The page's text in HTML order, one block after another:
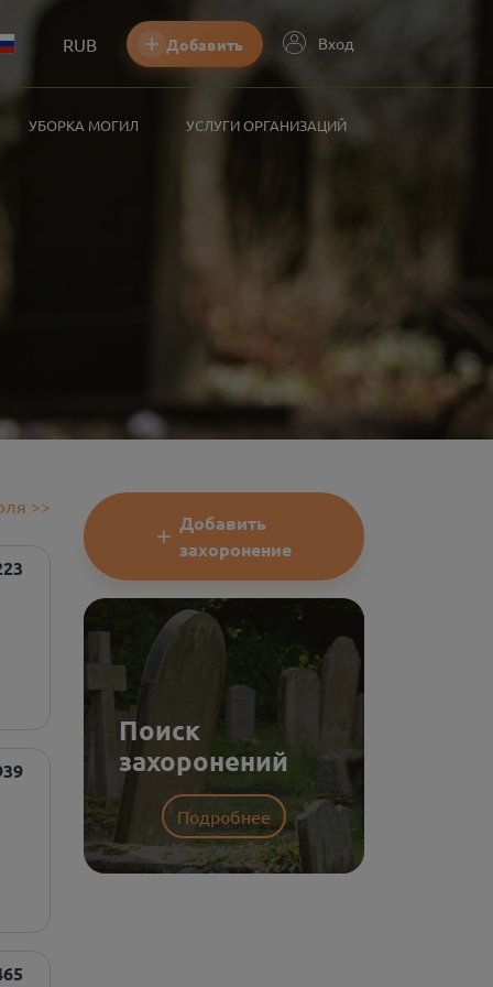
RUB Добавить Вход
УБОРКА МОГИЛ УСЛУГИ ОРГАНИЗАЦИЙ
>>
Добавить
захоронение
Поиск
захоронений
Подробнее